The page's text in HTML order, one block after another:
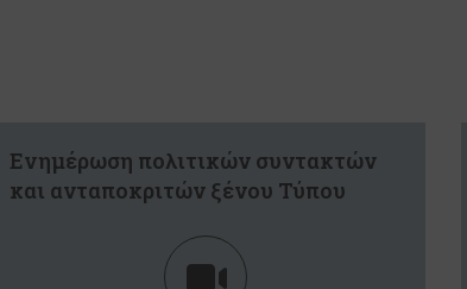
Ενημέρωση πολιτικών συντακτών
και ανταποκριτών ξένου Τύπου